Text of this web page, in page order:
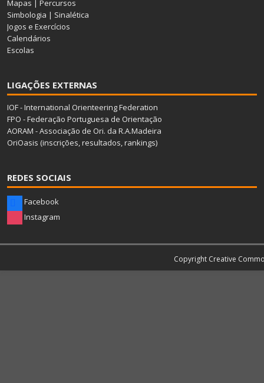
Mapas | Percursos
Simbologia | Sinalética
Jogos e Exercícios
Calendários
Escolas
LIGAÇÕES EXTERNAS
IOF - International Orienteering Federation
FPO - Federação Portuguesa de Orientação
AORAM - Associação de Ori. da R.A.Madeira
OriOasis (inscrições, resultados, rankings)
REDES SOCIAIS
Facebook
Instagram
Copyright Creative